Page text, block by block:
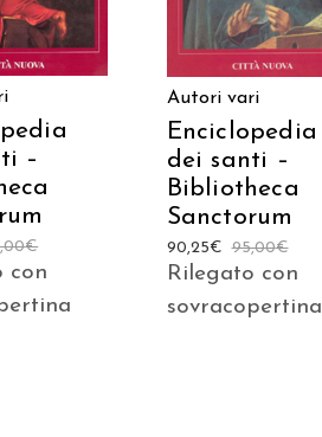
–
€
con
Autori vari
Enciclopedia
dei santi –
Bibliotheca
Sanctorum
95,00€
90,25€
Rilegato con
sovracopertina